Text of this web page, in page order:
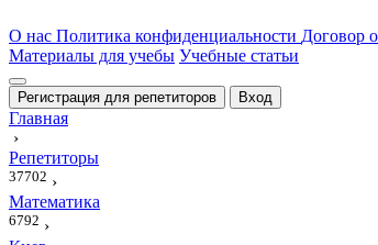
О нас Политика конфиденциальности Договор
Материалы для учебы Учебные статьи
Регистрация для репетиторов Вход
Главная
›
Репетиторы
37702 ›
Математика
6792 ›